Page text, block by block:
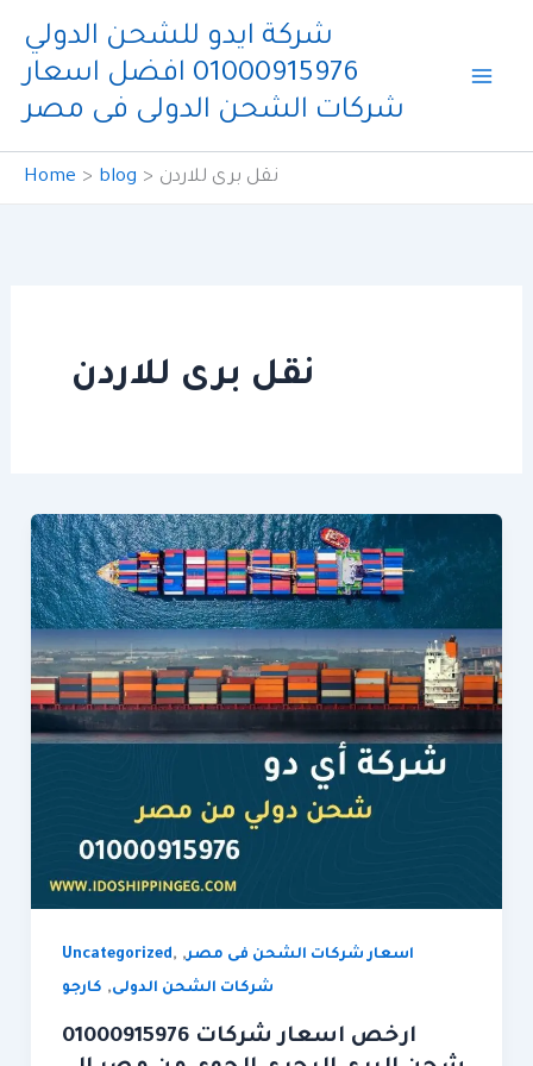
content
شركة ايدو للشحن الدولي
01000915976 افضل اسعار
شركات الشحن الدولى فى مصر
Home blog نقل برى للاردن
نقل برى للاردن
Uncategorized, اسعار شركات الشحن فى مصر,
شركات الشحن الدولى, كارجو
01000915976 ارخص اسعار شركات